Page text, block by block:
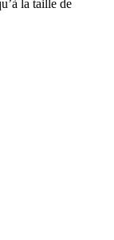
la taille de